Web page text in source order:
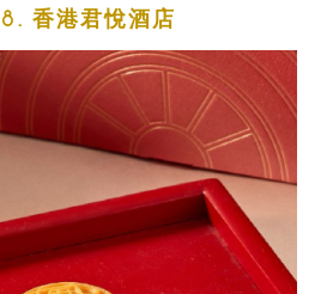
香港君悅酒店